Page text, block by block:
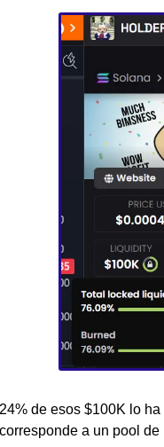
de esos $100K lo
a un pool